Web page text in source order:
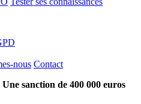
nous Contact
Une sanction de 400 000 euros